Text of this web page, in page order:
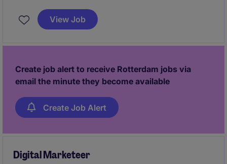
die zelfstandig kan werken, accuraat is en zonder
veel inwerktijd direct waarde toevoegt.
View Job
Create job alert to receive Rotterdam jobs via
email the minute they become available
Create Job Alert
Digital Marketeer